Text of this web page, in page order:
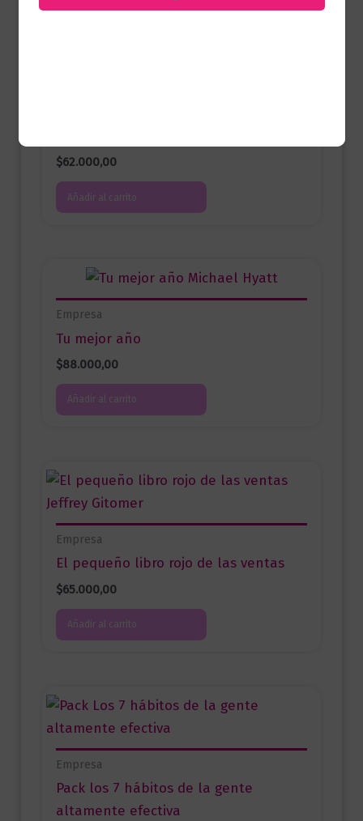
$62.000,00
Añadir al carrito
Empresa
Tu mejor año
$88.000,00
Añadir al carrito
Empresa
El pequeño libro rojo de las ventas
$65.000,00
Añadir al carrito
Empresa
Pack los 7 hábitos de la gente
altamente efectiva